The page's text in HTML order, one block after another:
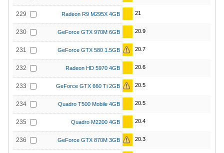
229 Radeon R9 M295X 4GB 21
230 GeForce GTX 970M 6GB 20.9
231 GeForce GTX 580 1.5GB 20.7
232 Radeon HD 5970 4GB 20.6
233 GeForce GTX 660 Ti 2GB 20.5
234 Quadro T500 Mobile 4GB 20.5
235 Quadro M2200 4GB 20.4
236 GeForce GTX 870M 3GB 20.3